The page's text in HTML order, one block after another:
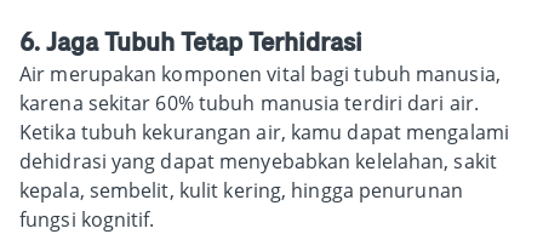
6. Jaga Tubuh Tetap Terhidrasi
Air merupakan komponen vital bagi tubuh manusia,
karena sekitar 60% tubuh manusia terdiri dari air.
Ketika tubuh kekurangan air, kamu dapat mengalami
dehidrasi yang dapat menyebabkan kelelahan, sakit
kepala, sembelit, kulit kering, hingga penurunan
fungsi kognitif.